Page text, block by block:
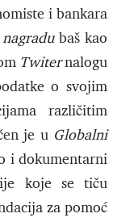
i bankara
baš kao
Twiternalogu
o svojim
različitim
je u Globalni
i dokumentarni
koje se tiču
za pomoć